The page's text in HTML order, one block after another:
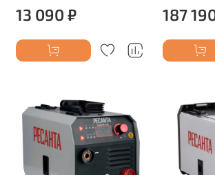
13 090 ₽ 187